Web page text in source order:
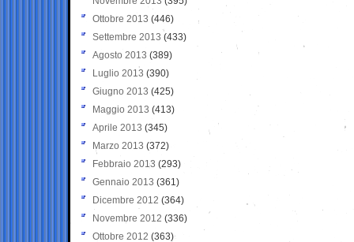
Ottobre 2013 (446)
Settembre 2013 (433)
Agosto 2013 (389)
Luglio 2013 (390)
Giugno 2013 (425)
Maggio 2013 (413)
Aprile 2013 (345)
Marzo 2013 (372)
Febbraio 2013 (293)
Gennaio 2013 (361)
Dicembre 2012 (364)
Novembre 2012 (336)
Ottobre 2012 (363)